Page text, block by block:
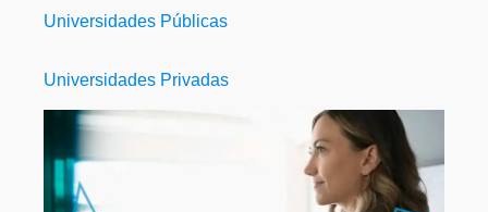
Universidades Públicas
Universidades Privadas